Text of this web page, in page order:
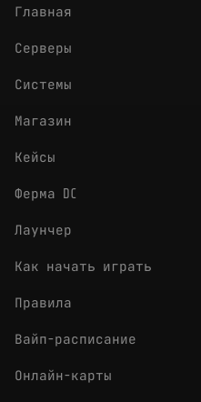
Главная
Серверы
Системы
Магазин
Кейсы
Ферма DC
Лаунчер
Как начать играть
Правила
Вайп-расписание
Онлайн-карты